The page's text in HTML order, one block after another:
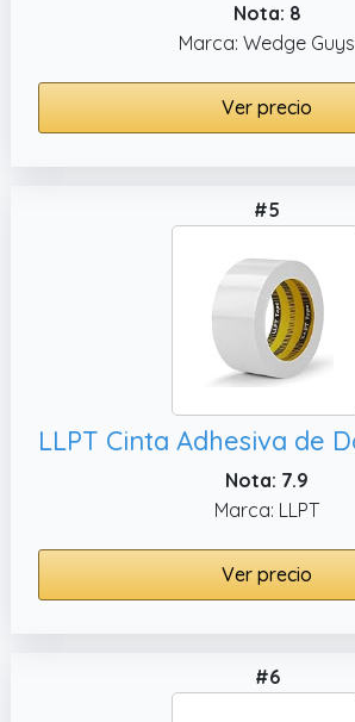
Nota: 8
Marca: Wedge Guys
Ver precio
#5
Nota: 7.9
Marca: LLPT
Ver precio
#6